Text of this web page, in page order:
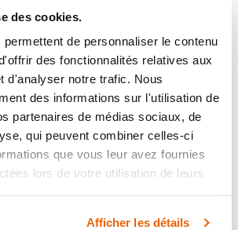
des cookies.
de personnaliser le contenu
des fonctionnalités relatives aux
d'analyser notre trafic. Nous
des informations sur l'utilisation de
partenaires de médias sociaux, de
qui peuvent combiner celles-ci
que vous leur avez fournies
lors de votre utilisation de leurs
Afficher les détails
qu’individu. Grâce aux témoins,
peut adapter ses opérations à vos
différents types de témoins sont les
témoins nécessaires sont
bon fonctionnement du site web.
comprend que les témoins qui
de base et les
de sécurité du site web. Ces témoins